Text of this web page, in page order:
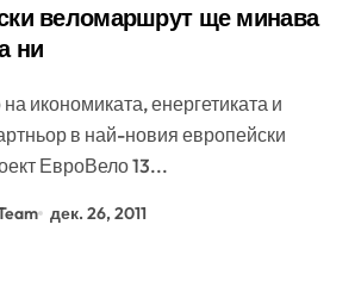
веломаршрут ще минава
ни
в най-новия европейски
ЕвроВело 13...
дек. 26, 2011